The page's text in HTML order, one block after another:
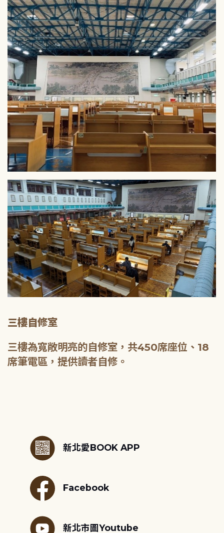
三樓自修室
三樓為寬敞明亮的自修室，共450席座位、18
席筆電區，提供讀者自修。
新北愛BOOK APP
Facebook
新北市圖Youtube